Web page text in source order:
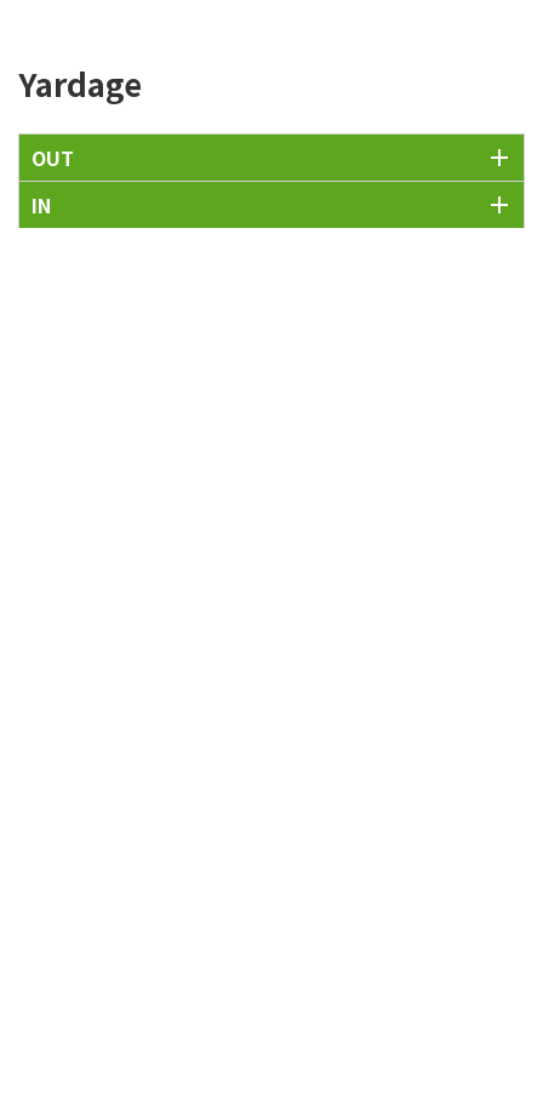
Yardage
OUT
IN